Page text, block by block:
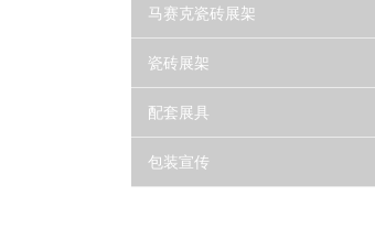
马赛克瓷砖展架
瓷砖展架
配套展具
包装宣传